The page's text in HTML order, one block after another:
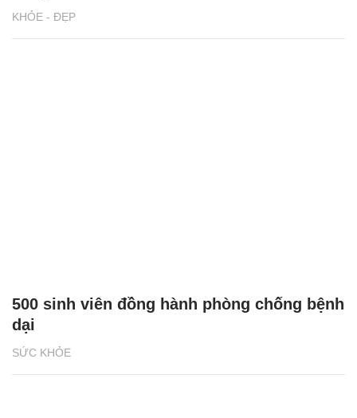
KHỎE - ĐẸP
SỨC KHỎE
500 sinh viên đồng hành phòng chống bệnh
dại